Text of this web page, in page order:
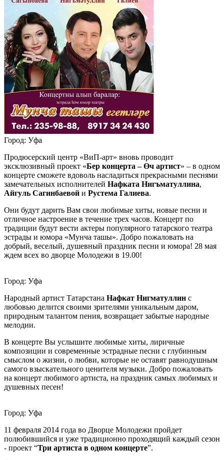
Город: Уфа
Продюсерский центр «ВиП-арт» вновь проводит
эксклюзивный проект «Бер концерта – Өч артист» – в одном
концерте сможете вдоволь насладиться прекрасными песнями
замечательных исполнителей Нафката Нигъматуллина,
Айгуль Сагинбаевой и Рустема Галиева.
Они будут дарить Вам свои любимые хиты, новые песни и
отличное настроение в течение трех часов. Концерт по
традиции будут вести актеры популярного татарского театра
эстрады и юмора «Мунча ташы». Добро пожаловать на
добрый, веселый, душевный праздник песни и юмора! 28 мая
ждем всех во дворце Молодежи в 19.00!
Город: Уфа
Народный артист Татарстана Нафкат Нигматуллин с
любовью делится своими зрителями уникальным даром,
природным талантом пения, возвращает забытые народные
мелодии.
В концерте Вы услышите любимые хиты, лиричные
композиции и современные эстрадные песни с глубинным
смыслом о жизни, о любви, которые не оставят равнодушным
самого взыскательного ценителя музыки. Добро пожаловать
на концерт любимого артиста, на праздник самых любимых и
душевных песен!
Город: Уфа
11 февраля 2014 года во Дворце Молодежи пройдет
полюбившийся и уже традиционно проходящий каждый сезон
- проект “Три артиста в одном концерте”.